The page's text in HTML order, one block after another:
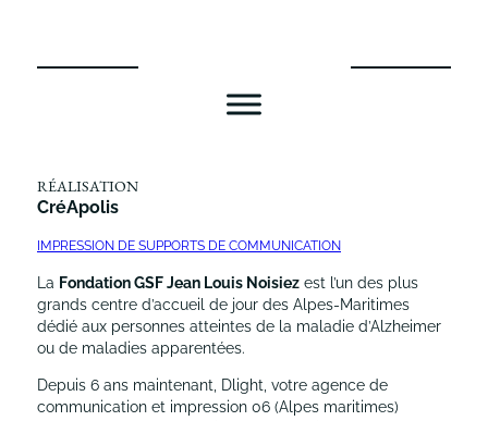
RÉALISATION
CréApolis
IMPRESSION DE SUPPORTS DE COMMUNICATION
La Fondation GSF Jean Louis Noisiez est l’un des plus
grands centre d’accueil de jour des Alpes-Maritimes
dédié aux personnes atteintes de la maladie d’Alzheimer
ou de maladies apparentées.
Depuis 6 ans maintenant, Dlight, votre agence de
communication et impression 06 (Alpes maritimes)